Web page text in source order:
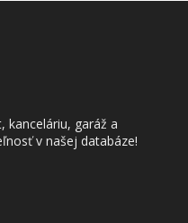
kanceláriu, garáž a
v našej databáze!